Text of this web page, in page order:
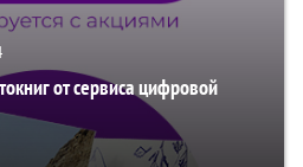
от сервиса цифровой